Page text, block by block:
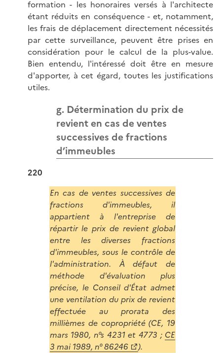
formation - les honoraires versés à l'architecte
étant réduits en conséquence - et, notamment,
les frais de déplacement directement nécessités
par cette surveillance, peuvent être prises en
considération pour le calcul de la plus-value.
Bien entendu, l'intéressé doit être en mesure
d'apporter, à cet égard, toutes les justifications
utiles.
g. Détermination du prix de
revient en cas de ventes
successives de fractions
d’immeubles
220
En cas de ventes successives de
fractions d'immeubles, il
appartient à l'entreprise de
répartir le prix de revient global
entre les diverses fractions
d'immeubles, sous le contrôle de
l'administration. À défaut de
méthode d'évaluation plus
précise, le Conseil d'État admet
une ventilation du prix de revient
effectuée au prorata des
millièmes de copropriété (CE, 19
mars 1980, n°s 4231 et 4773 ; CE
3 mai 1989, n° 86246
).